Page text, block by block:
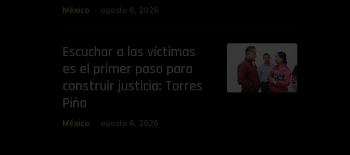
México agosto 6, 2026
Escuchar a las víctimas
es el primer paso para
construir justicia: Torres
Piña
México agosto 6, 2026